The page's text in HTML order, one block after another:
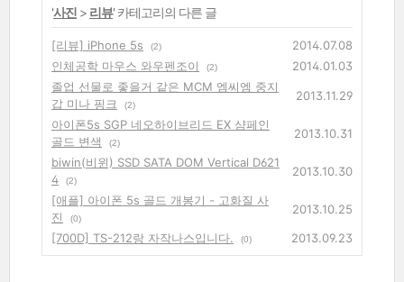
'사진 > 리뷰' 카테고리의 다른 글
[리뷰] iPhone 5s (2)
2014.07.08
인체공학 마우스 와우펜조이
(2)
2014.01.03
졸업 선물로 좋을거 같은 MCM 엠씨엠 중지
갑 미나 핑크
(2)
2013.11.29
아이폰5s SGP 네오하이브리드 EX 샴페인
골드 변색
(2)
2013.10.31
biwin(비윈) SSD SATA DOM Vertical D621
4
(2)
2013.10.30
[애플] 아이폰 5s 골드 개봉기 - 고화질 사
진
(0)
2013.10.25
[700D] TS-212랑 자작나스입니다.
(0) 2013.09.23